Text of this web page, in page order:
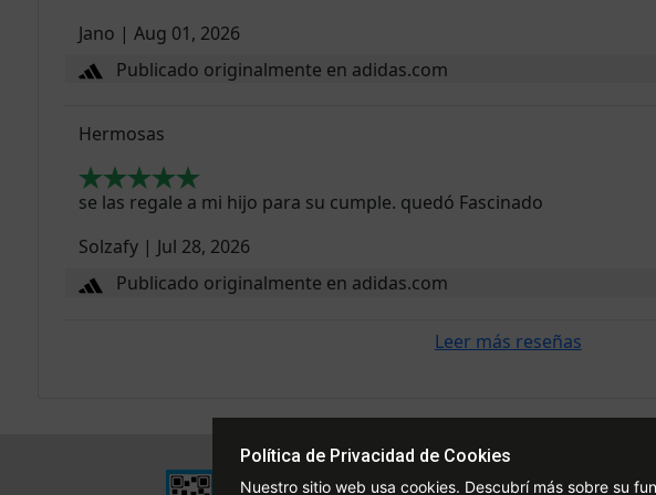
Jano | Aug 01, 2026
Publicado originalmente en adidas.com
Hermosas
se las regale a mi hijo para su cumple. quedó Fascinado
Solzafy | Jul 28, 2026
Publicado originalmente en adidas.com
Leer más reseñas
Institucional Ayuda
Política de Privacidad de Cookies
Nuestro sitio web usa cookies. Descubrí más sobre su